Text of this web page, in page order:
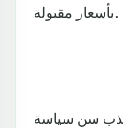
بأسعار مقبولة.
سن سياسة